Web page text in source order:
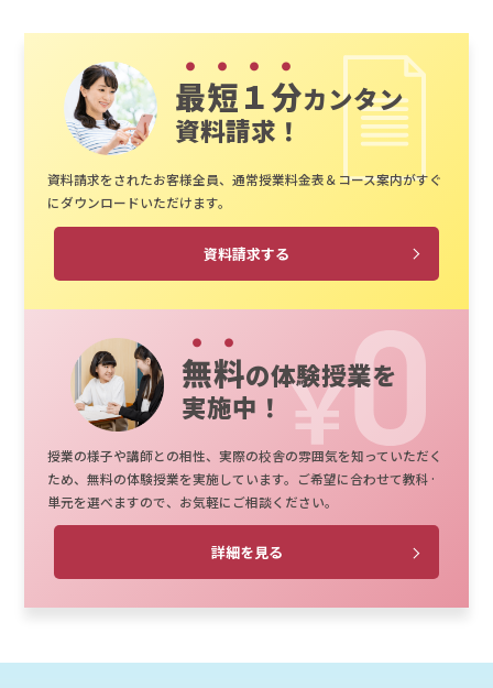
最短１分カンタン
資料請求！
資料請求をされたお客様全員、通常授業料金表＆コース案内がすぐ
にダウンロードいただけます。
資料請求する
無料の体験授業を
実施中！
授業の様子や講師との相性、実際の校舎の雰囲気を知っていただく
ため、無料の体験授業を実施しています。ご希望に合わせて教科·
単元を選べますので、お気軽にご相談ください。
詳細を見る